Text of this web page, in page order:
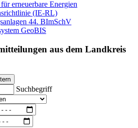
erneuerbare Energien
(IE-RL)
44. BImSchV
GeoBIS
aus dem Landkreis
Suchbegriff